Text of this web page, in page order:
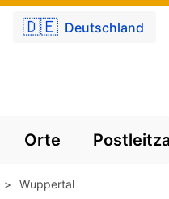
🇩🇪 Deutschland
Orte
> Wuppertal